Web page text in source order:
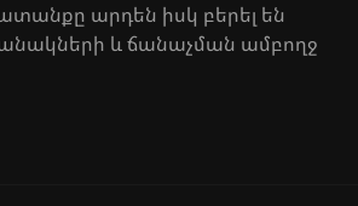
արդեն իսկ բերել են
և ճանաչման ամբողջ